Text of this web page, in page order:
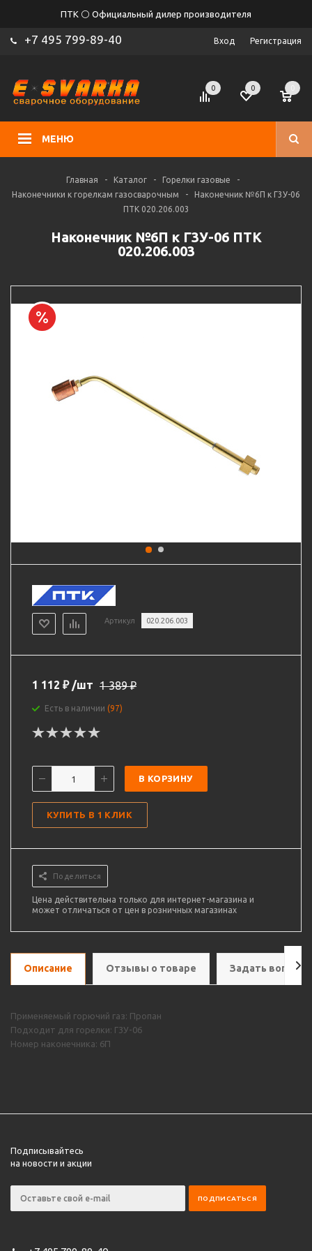
ПТК ⚪ Официальный дилер производителя
+7 495 799-89-40 Вход Регистрация
МЕНЮ
0 0
Главная - Каталог - Горелки газовые
-
Наконечники к горелкам газосварочным
-
Наконечник №6П к Г3У-06
ПТК 020.206.003
Наконечник №6П к Г3У-06 ПТК
020.206.003
Артикул 020.206.003
1 112 ₽ /шт 1 389₽
Есть в наличии (97)
В КОРЗИНУ
КУПИТЬ В 1 КЛИК
Поделиться
Цена действительна только для интернет-магазина и
может отличаться от цен в розничных магазинах
Описание Отзывы о товаре Задать вопрос
Применяемый горючий газ: Пропан
Подходит для горелки: Г3У-06
Номер наконечника: 6П
Подписывайтесь
на новости и акции